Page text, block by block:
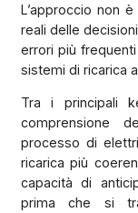
L’approccio non
reali delle
errori più
sistemi di ricarica
Tra i principali
comprensione
processo di
ricarica più
capacità di
prima che si